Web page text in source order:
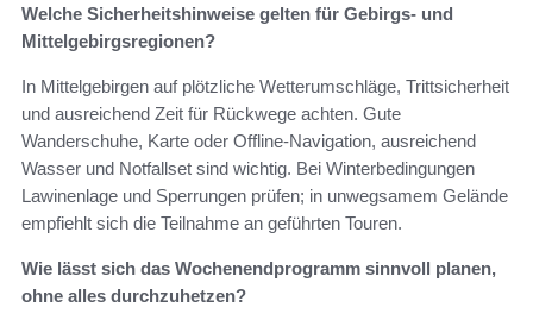
Welche Sicherheitshinweise gelten für Gebirgs- und
Mittelgebirgsregionen?
In Mittelgebirgen auf plötzliche Wetterumschläge, Trittsicherheit
und ausreichend Zeit für Rückwege achten. Gute
Wanderschuhe, Karte oder Offline‑Navigation, ausreichend
Wasser und Notfallset sind wichtig. Bei Winterbedingungen
Lawinenlage und Sperrungen prüfen; in unwegsamem Gelände
empfiehlt sich die Teilnahme an geführten Touren.
Wie lässt sich das Wochenendprogramm sinnvoll planen,
ohne alles durchzuhetzen?